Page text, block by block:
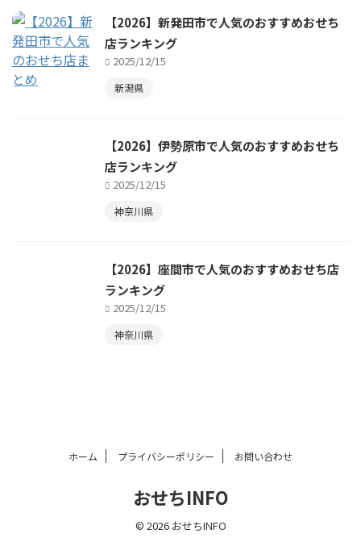
【2026】新発田市で人気のおすすめおせち
店ランキング
2025/12/15
新潟県
【2026】伊勢原市で人気のおすすめおせち
店ランキング
2025/12/15
神奈川県
【2026】座間市で人気のおすすめおせち店
ランキング
2025/12/15
神奈川県
ホーム プライバシーポリシー お問い合わせ
おせちINFO
© 2026 おせちINFO